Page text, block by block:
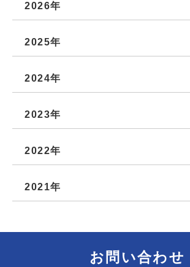
2026年
2025年
2024年
2023年
2022年
2021年
お問い合わせ